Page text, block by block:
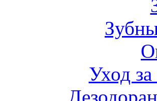
Уход